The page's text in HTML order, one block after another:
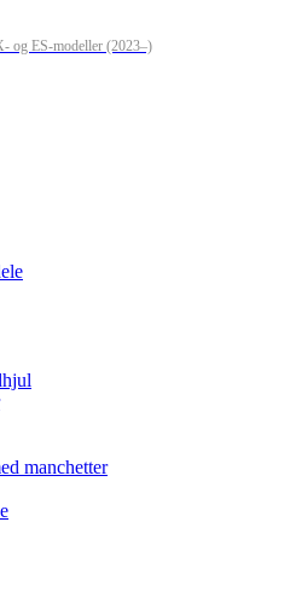
og ES-modeller (2023–)
manchetter